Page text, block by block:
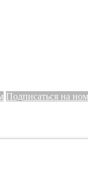
Подписаться на